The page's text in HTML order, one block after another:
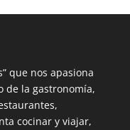
que nos apasiona
de la gastronomía,
cocinar y viajar,